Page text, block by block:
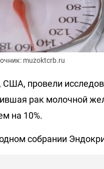
muzoktcrb.ru
провели
рак молочной
на 10%.
собрании